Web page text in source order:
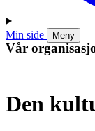
Min side Meny
Vår
Den